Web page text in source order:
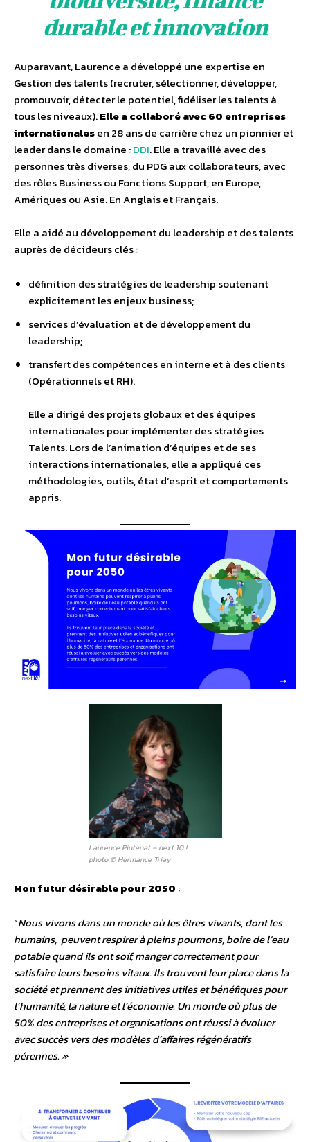
durable et innovation
Auparavant, Laurence a développé une expertise en
Gestion des talents (recruter, sélectionner, développer,
promouvoir, détecter le potentiel, fidéliser les talents à
tous les niveaux).Elle a collaboré avec 60 entreprises
internationalesen 28 ans de carrière chez un pionnier et
leader dans le domaine :DDI. Elle a travaillé avec des
personnes très diverses, du PDG aux collaborateurs, avec
des rôles Business ou Fonctions Support, en Europe,
Amériques ou Asie. En Anglais et Français.
Elle a aidé au développement du leadership et des talents
auprès de décideurs clés :
définition des stratégies de leadership soutenant
explicitement les enjeux business;
services d’évaluation et de développement du
leadership;
transfert des compétences en interne et à des clients
(Opérationnels et RH).
Elle a dirigé des projets globaux et des équipes
internationales pour implémenter des stratégies
Talents. Lors de l’animation d’équipes et de ses
interactions internationales, elle a appliqué ces
méthodologies, outils, état d’esprit et comportements
appris.
Laurence Pintenat – next10 !
photo © Hermance Triay
Mon futur désirable pour 2050 :
“Nous vivons dans un monde où les êtres vivants, dont les
humains, peuvent respirer à pleins poumons, boire de l’eau
potable quand ils ont soif, manger correctement pour
satisfaire leurs besoins vitaux. Ils trouvent leur place dans la
société et prennent des initiatives utiles et bénéfiques pour
l’humanité, la nature et l’économie. Un monde où plus de
50% des entreprises et organisations ont réussi à évoluer
avec succès vers des modèles d’affaires régénératifs
pérennes. »